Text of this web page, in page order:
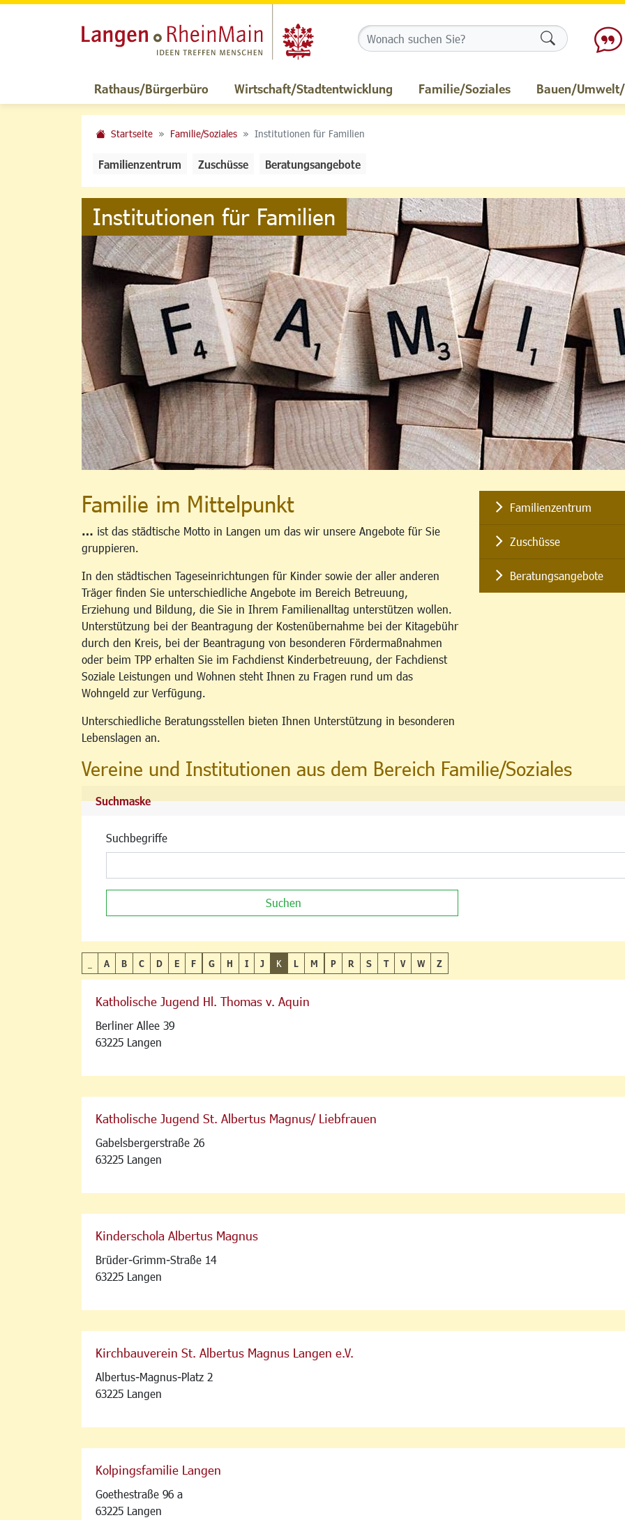
Rathaus/Bürgerbüro Wirtschaft/Stadtentwicklung Familie/Soziales Bauen/
Startseite Familie/Soziales Institutionen für Familien
Familienzentrum Zuschüsse Beratungsangebote
Institutionen für Familien
Familie im Mittelpunkt
… ist das städtische Motto in Langen um das wir unsere Angebote für Sie
gruppieren.
In den städtischen Tageseinrichtungen für Kinder sowie der aller anderen
Träger finden Sie unterschiedliche Angebote im Bereich Betreuung,
Erziehung und Bildung, die Sie in Ihrem Familienalltag unterstützen wollen.
Unterstützung bei der Beantragung der Kostenübernahme bei der Kitagebühr
durch den Kreis, bei der Beantragung von besonderen Fördermaßnahmen
oder beim TPP erhalten Sie im Fachdienst Kinderbetreuung, der Fachdienst
Soziale Leistungen und Wohnen steht Ihnen zu Fragen rund um das
Wohngeld zur Verfügung.
Unterschiedliche Beratungsstellen bieten Ihnen Unterstützung in besonderen
Lebenslagen an.
Familienzentrum
Zuschüsse
Beratungsangebote
Vereine und Institutionen aus dem Bereich Familie/Soziales
Suchmaske
Suchbegriffe
Suchen
A B C D E F G H I J K L M P R S T V W Z
Katholische Jugend Hl. Thomas v. Aquin
Berliner Allee 39
63225 Langen
Katholische Jugend St. Albertus Magnus/ Liebfrauen
Gabelsbergerstraße 26
63225 Langen
Kinderschola Albertus Magnus
Brüder-Grimm-Straße 14
63225 Langen
Kirchbauverein St. Albertus Magnus Langen e.V.
Albertus-Magnus-Platz 2
63225 Langen
Kolpingsfamilie Langen
Goethestraße 96 a
63225 Langen